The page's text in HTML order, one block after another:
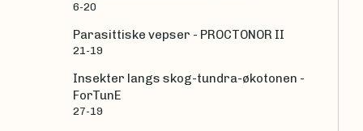
6-20
Parasittiske vepser - PROCTONOR II
21-19
Insekter langs skog-tundra-økotonen -
ForTunE
27-19